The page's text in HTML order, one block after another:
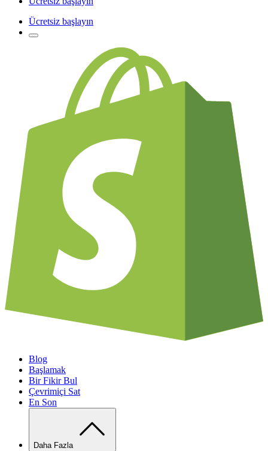
Ücretsiz başlayın
Blog
Başlamak
Bir Fikir Bul
Çevrimiçi Sat
En Son
Daha Fazla